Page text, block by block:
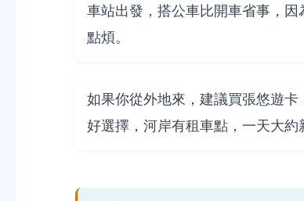
車站出發，搭公車比開車省事，
點煩。
如果你從外地來，建議買張悠遊
好選擇，河岸有租車點，一天大約